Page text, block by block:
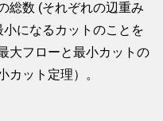
総数 (それぞれの辺重み
になるカットのことを
大フローと最小カットの
カット定理）。